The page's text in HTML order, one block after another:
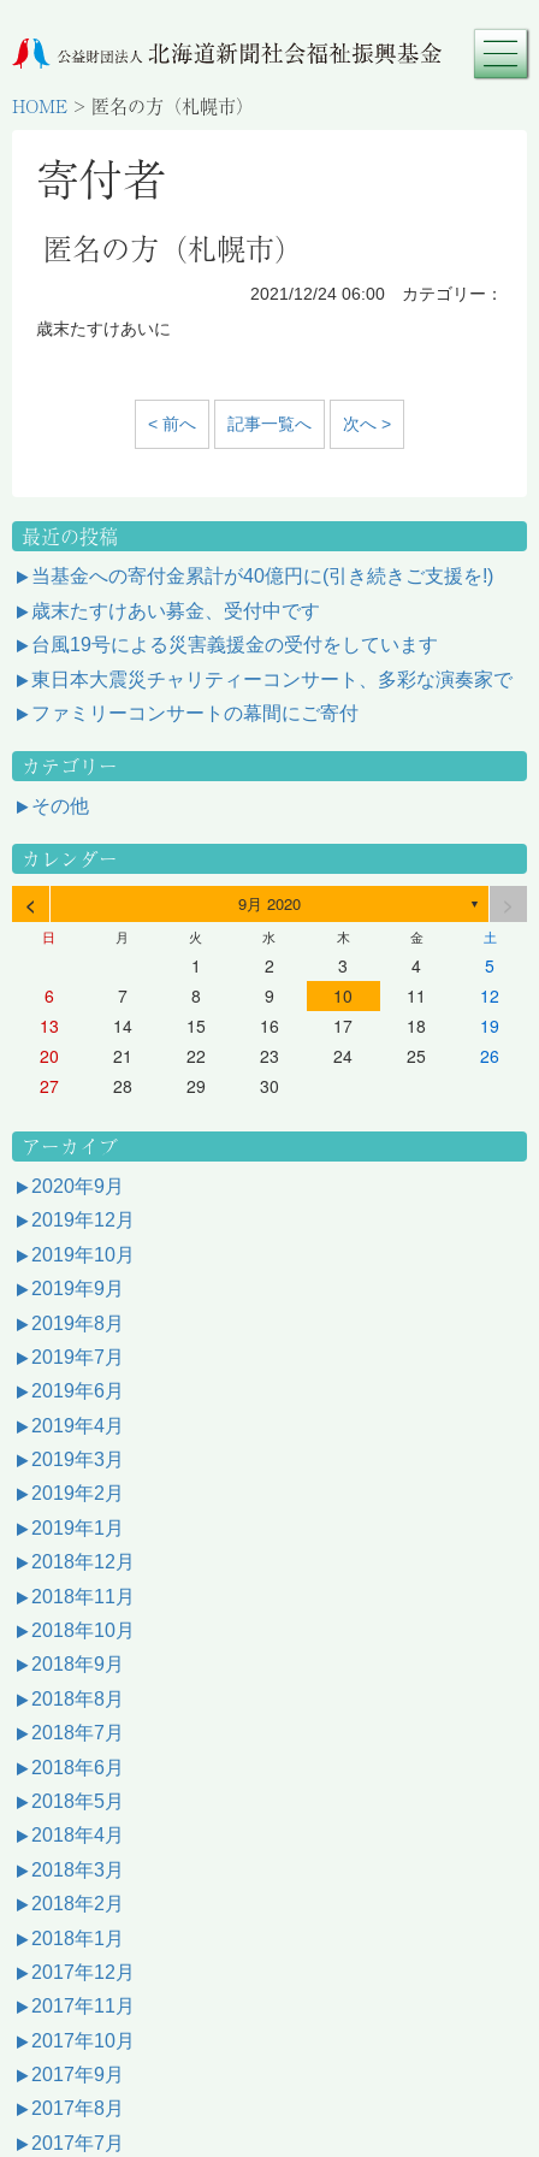
HOME > 匿名の方（札幌市）
寄付者
匿名の方（札幌市）
2021/12/24 06:00 カテゴリー：
歳末たすけあいに
< 前へ 記事一覧へ 次へ >
最近の投稿
当基金への寄付金累計が40億円に(引き続きご支援を!)
歳末たすけあい募金、受付中です
台風19号による災害義援金の受付をしています
東日本大震災チャリティーコンサート、多彩な演奏家で
ファミリーコンサートの幕間にご寄付
カテゴリー
その他
カレンダー
< 9月 2020 ▼
日 月 火 水 木 金 土
1 2 3 4
5
6
7 8 9 10 11
12
13
14 15 16 17 18
19
20
21 22 23 24 25
26
27
28 29 30
アーカイブ
2020年9月
2019年12月
2019年10月
2019年9月
2019年8月
2019年7月
2019年6月
2019年4月
2019年3月
2019年2月
2019年1月
2018年12月
2018年11月
2018年10月
2018年9月
2018年8月
2018年7月
2018年6月
2018年5月
2018年4月
2018年3月
2018年2月
2018年1月
2017年12月
2017年11月
2017年10月
2017年9月
2017年8月
2017年7月